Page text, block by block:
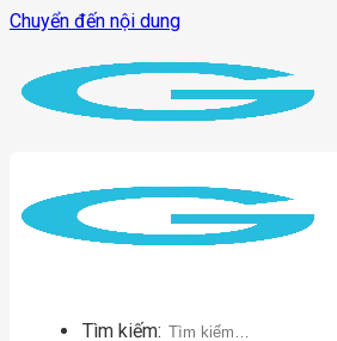
Chuyển đến nội dung
Tìm kiếm: